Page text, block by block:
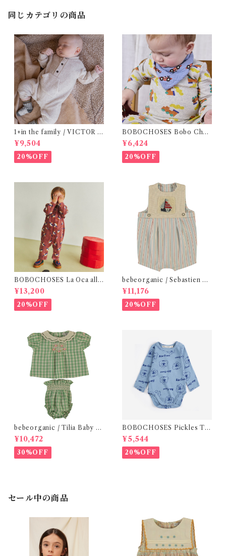
同じカテゴリの商品
1+in the family / VICTOR (
12m )
¥9,504
20%OFF
BOBOCHOSES Bobo Choo
Choo all over body / 9-12
m
¥6,424
20%OFF
BOBOCHOSES La Oca all
over woven overall / 12m
¥13,200
20%OFF
bebeorganic / Sebastien Ro
mper Sea Side Stripe(12ｍ)
¥11,176
20%OFF
bebeorganic / Tilia Baby Se
t Green Gingham (12・24ｍ)
¥10,472
30%OFF
BOBOCHOSES Pickles Th
e Dog all over body /9-12
m
¥5,544
20%OFF
セール中の商品